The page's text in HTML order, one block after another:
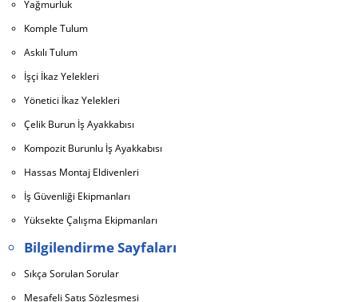
Yağmurluk
Komple Tulum
Askılı Tulum
İşçi İkaz Yelekleri
Yönetici İkaz Yelekleri
Çelik Burun İş Ayakkabısı
Kompozit Burunlu İş Ayakkabısı
Hassas Montaj Eldivenleri
İş Güvenliği Ekipmanları
Yüksekte Çalışma Ekipmanları
Bilgilendirme Sayfaları
Sıkça Sorulan Sorular
Mesafeli Satış Sözleşmesi